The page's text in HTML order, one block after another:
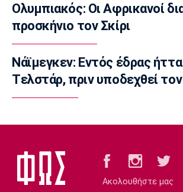
Επικαιρότητα
Μηχανή της ΔΙΑΣ συγκρούστηκε
αστυνομικοί τραυματίες
07:35
Αυτοκίνητο
χώρα
Ολυμπιακός: Οι Αφρικανοί
προσκήνιο τον Σκίρι
Νάϊμεγκεν: Εντός έδρας
Tελστάρ, πριν υποδεχθεί
Ακολουθήστε μας